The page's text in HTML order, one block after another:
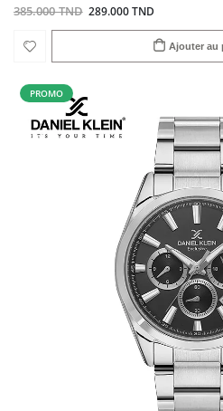
385.000 TND 289.000 TND
Ajouter au
PROMO